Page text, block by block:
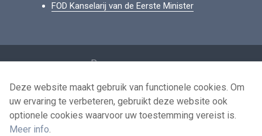
FOD Kanselarij van de Eerste Minister
Persoonsgegevens
Voorwaarden voor het hergebruik
Contacteer ons
Deze website maakt gebruik van functionele cookies. Om
uw ervaring te verbeteren, gebruikt deze website ook
optionele cookies waarvoor uw toestemming vereist is.
Meer info.